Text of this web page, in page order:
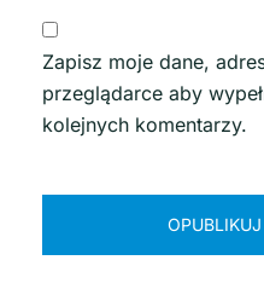
Zapisz moje dane,
przeglądarce aby
kolejnych komentarzy.